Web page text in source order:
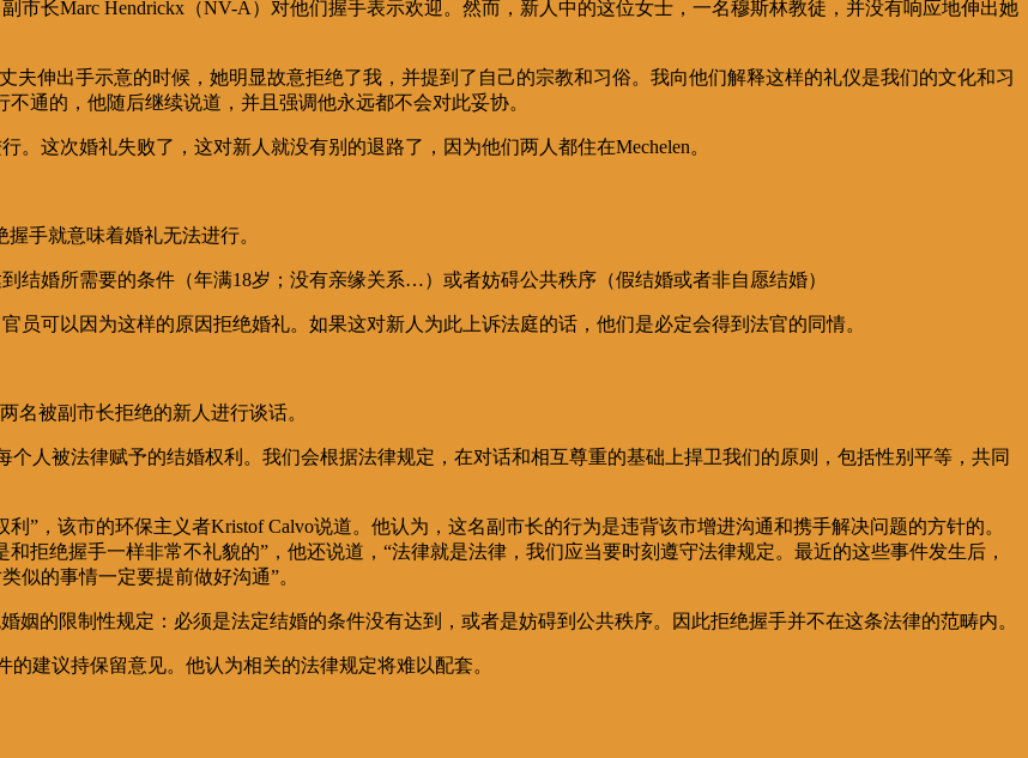
市长Marc Hendrickx （NV-A）对他们握手表示欢迎。然而，新人中的这位女士，一名穆斯林教徒，并没有响应地伸出她
夫伸出手示意的时候，她明显故意拒绝了我，并提到了自己的宗教和习俗。我向他们解释这样的礼仪是我们的文化和习
通的，他随后继续说道，并且强调他永远都不会对此妥协。
。这次婚礼失败了，这对新人就没有别的退路了，因为他们两人都住在Mechelen。
手就意味着婚礼无法进行。
结婚所需要的条件（年满18岁；没有亲缘关系…）或者妨碍公共秩序（假结婚或者非自愿结婚）
可以因为这样的原因拒绝婚礼。如果这对新人为此上诉法庭的话，他们是必定会得到法官的同情。
名被副市长拒绝的新人进行谈话。
人被法律赋予的结婚权利。我们会根据法律规定，在对话和相互尊重的基础上捍卫我们的原则，包括性别平等，共同
利”，该市的环保主义者Kristof Calvo说道。他认为，这名副市长的行为是违背该市增进沟通和携手解决问题的方针的。
拒绝握手一样非常不礼貌的”，他还说道，“法律就是法律，我们应当要时刻遵守法律规定。最近的这些事件发生后，
似的事情一定要提前做好沟通”。
姻的限制性规定：必须是法定结婚的条件没有达到，或者是妨碍到公共秩序。因此拒绝握手并不在这条法律的范畴内。
建议持保留意见。他认为相关的法律规定将难以配套。